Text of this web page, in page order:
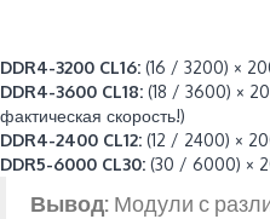
DDR4-3200 CL16: (16 / 3200) ×
DDR4-3600 CL18: (18 / 3600) ×
фактическая скорость!)
DDR4-2400 CL12: (12 / 2400) ×
DDR5-6000 CL30: (30 / 6000) ×
Вывод: Модули с